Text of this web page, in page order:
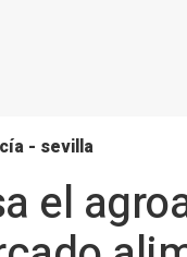
- sevilla
el